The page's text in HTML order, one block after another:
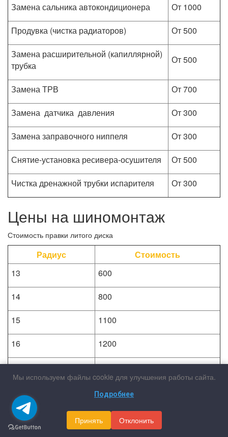
Замена сальника автокондиционера
От 1000
Продувка (чистка радиаторов)
От 500
Замена расширительной (капиллярной)
трубка
От 500
Замена ТРВ
От 700
Замена датчика давления
От 300
Замена заправочного ниппеля
От 300
Снятие-установка ресивера-осушителя
От 500
Чистка дренажной трубки испарителя
От 300
Цены на шиномонтаж
Стоимость правки литого диска
Радиус
Стоимость
13
600
14
800
15
1100
16
1200
17
1400
1900
19
2200
Мы используем файлы cookie для улучшения работы сайта.
Подробнее
Принять Отклонить